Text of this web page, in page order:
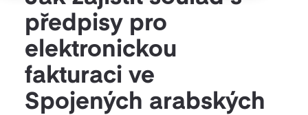
předpisy pro
elektronickou
fakturaci ve
Spojených arabských